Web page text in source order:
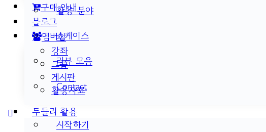
구매 안내
블로그
멤버십
강좌
그룹
게시판
활용자료
More
options
활용 분야
쇼케이스
리뷰 모음
Contact
두들리 활용
시작하기